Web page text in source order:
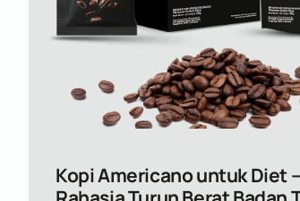
Kopi Americano untuk Diet –